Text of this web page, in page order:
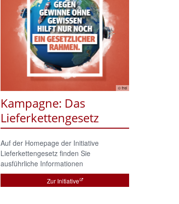
© frei
Kampagne: Das
Lieferkettengesetz
Auf der Homepage der Initiative
Lieferkettengesetz finden Sie
ausführliche Informationen
Zur Initiative